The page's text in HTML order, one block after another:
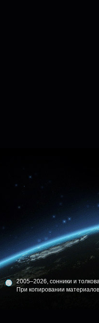
2005–2026, сонники и
При копировании